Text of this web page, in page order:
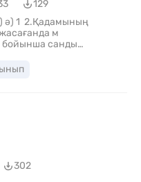
129
Бұл олардың барлық
302